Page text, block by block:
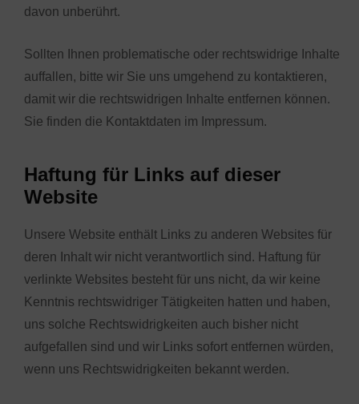
davon unberührt.
Sollten Ihnen problematische oder rechtswidrige Inhalte
auffallen, bitte wir Sie uns umgehend zu kontaktieren,
damit wir die rechtswidrigen Inhalte entfernen können.
Sie finden die Kontaktdaten im Impressum.
Haftung für Links auf dieser
Website
Unsere Website enthält Links zu anderen Websites für
deren Inhalt wir nicht verantwortlich sind. Haftung für
verlinkte Websites besteht für uns nicht, da wir keine
Kenntnis rechtswidriger Tätigkeiten hatten und haben,
uns solche Rechtswidrigkeiten auch bisher nicht
aufgefallen sind und wir Links sofort entfernen würden,
wenn uns Rechtswidrigkeiten bekannt werden.